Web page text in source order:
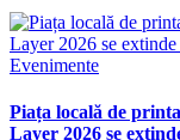
Posted
Evenimente
Piața locală de
Layer 2026 se